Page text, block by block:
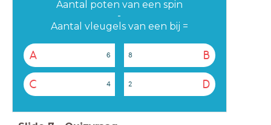
Aantal poten van een spin
-
Aantal vleugels van een bij =
A 6 B
8
C 4 D
2